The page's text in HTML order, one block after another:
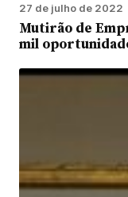
27 de julho de 2022
Mutirão de
mil